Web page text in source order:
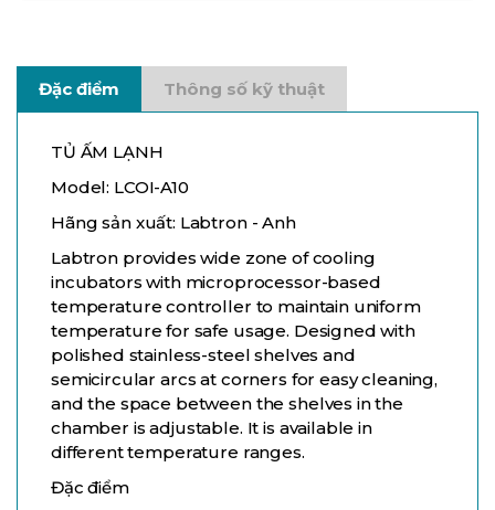
Đặc điểm Thông số kỹ thuật
TỦ ẤM LẠNH
Model: LCOI-A10
Hãng sản xuất: Labtron - Anh
Labtron provides wide zone of cooling
incubators with microprocessor-based
temperature controller to maintain uniform
temperature for safe usage. Designed with
polished stainless-steel shelves and
semicircular arcs at corners for easy cleaning,
and the space between the shelves in the
chamber is adjustable. It is available in
different temperature ranges.
Đặc điểm